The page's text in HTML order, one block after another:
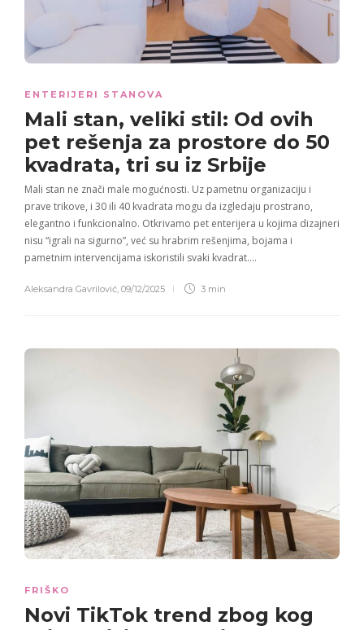
ENTERIJERI STANOVA
Mali stan, veliki stil: Od ovih
pet rešenja za prostore do 50
kvadrata, tri su iz Srbije
Mali stan ne znači male mogućnosti. Uz pametnu organizaciju i
prave trikove, i 30 ili 40 kvadrata mogu da izgledaju prostrano,
elegantno i funkcionalno. Otkrivamo pet enterijera u kojima dizajneri
nisu “igrali na sigurno”, već su hrabrim rešenjima, bojama i
pametnim intervencijama iskoristili svaki kvadrat….
Aleksandra Gavrilović 09/12/2025 3 min
FRIŠKO
Novi TikTok trend zbog kog